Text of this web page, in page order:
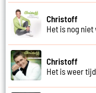
Christoff
Het is nog niet
Christoff
Het is weer